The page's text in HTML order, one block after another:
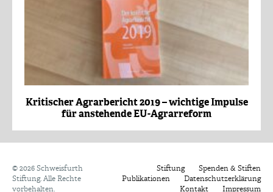
Kritischer Agrarbericht 2019 – wichtige Impulse
für anstehende EU-Agrarreform
© 2026 Schweisfurth
Stiftung. Alle Rechte
vorbehalten.
Stiftung
Spenden & Stiften
Publikationen
Datenschutzerklärung
Kontakt
Impressum